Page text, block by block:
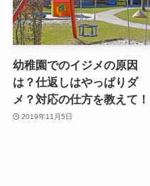
幼稚園でのイジメの原因
は？仕返しはやっぱりダ
メ？対応の仕方を教えて！
2019年11月5日